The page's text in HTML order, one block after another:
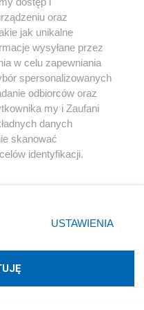
oraz
jak unikalne
wysyłane przez
w celu zapewniania
spersonalizowanych
odbiorców oraz
my i Zaufani
danych
skanować
identyfikacji.
ustawień prywatności
strony
wymagają zgody
się takiemu
USTAWIENIA